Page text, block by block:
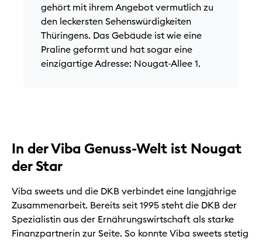
gehört mit ihrem Angebot vermutlich zu
den leckersten Sehenswürdigkeiten
Thüringens. Das Gebäude ist wie eine
Praline geformt und hat sogar eine
einzigartige Adresse: Nougat-Allee 1.
In der Viba Genuss-Welt ist Nougat
der Star
Viba sweets und die DKB verbindet eine langjährige
Zusammenarbeit. Bereits seit 1995 steht die DKB der
Spezialistin aus der Ernährungswirtschaft als starke
Finanzpartnerin zur Seite. So konnte Viba sweets stetig